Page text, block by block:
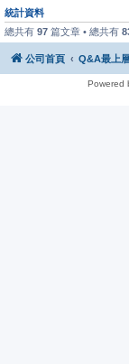
統計資料
總共有 97 篇文章 • 總共有
公司首頁 Q&A最上
Powered